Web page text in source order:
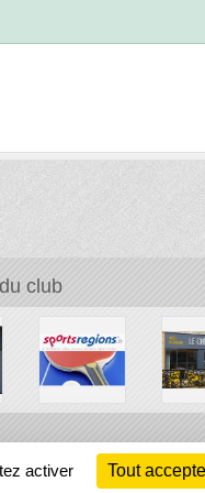
club
activer Tout